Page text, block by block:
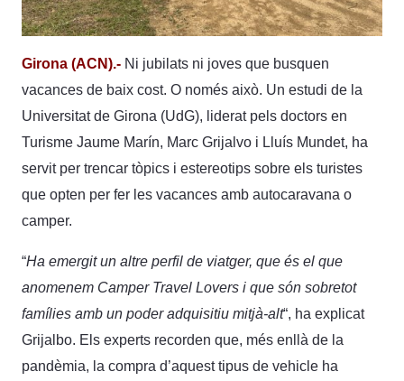
Girona (ACN).- Ni jubilats ni joves que busquen
vacances de baix cost. O només això. Un estudi de la
Universitat de Girona (UdG), liderat pels doctors en
Turisme Jaume Marín, Marc Grijalvo i Lluís Mundet, ha
servit per trencar tòpics i estereotips sobre els turistes
que opten per fer les vacances amb autocaravana o
camper.
“Ha emergit un altre perfil de viatger, que és el que
anomenem Camper Travel Lovers i que són sobretot
famílies amb un poder adquisitiu mitjà-alt“, ha explicat
Grijalbo. Els experts recorden que, més enllà de la
pandèmia, la compra d’aquest tipus de vehicle ha